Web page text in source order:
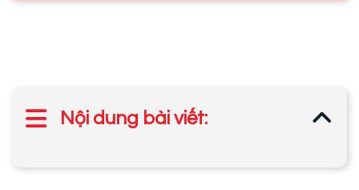
Nội dung bài viết: